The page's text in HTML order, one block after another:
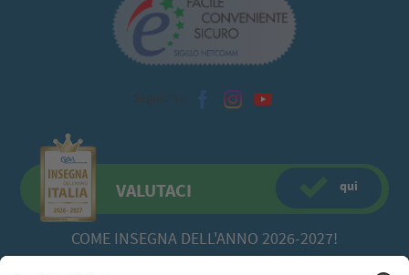
Seguici su
VALUTACI
COME INSEGNA DELL'ANNO 2026-2027!
qui